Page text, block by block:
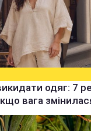
одяг: 7
вага